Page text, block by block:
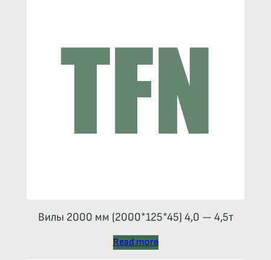
Вилы 2000 мм (2000*125*45) 4,0 — 4,5т
Read more